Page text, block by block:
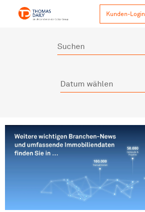
Kunden-Login